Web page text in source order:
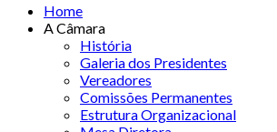
Home
A Câmara
História
Galeria dos Presidentes
Vereadores
Comissões Permanentes
Estrutura Organizacional